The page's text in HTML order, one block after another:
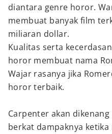
diantara genre horor.
membuat banyak film
miliaran dollar.
Kualitas serta
horor membuat nama
Wajar rasanya jika
horor terbaik.
Carpenter akan
berkat dampaknya